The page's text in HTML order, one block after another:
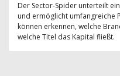
Der Sector-Spider unterteilt
und ermöglicht umfangreiche
können erkennen, welche
welche Titel das Kapital fließt.